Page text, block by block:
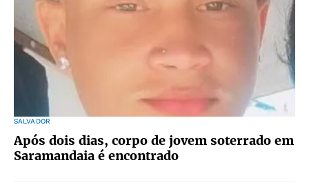
SALVADOR
Após dois dias, corpo de jovem soterrado em
Saramandaia é encontrado